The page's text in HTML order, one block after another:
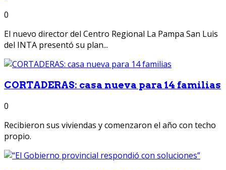
0
El nuevo director del Centro Regional La Pampa San Luis
del INTA presentó su plan...
CORTADERAS: casa nueva para 14 familias
0
Recibieron sus viviendas y comenzaron el año con techo
propio.